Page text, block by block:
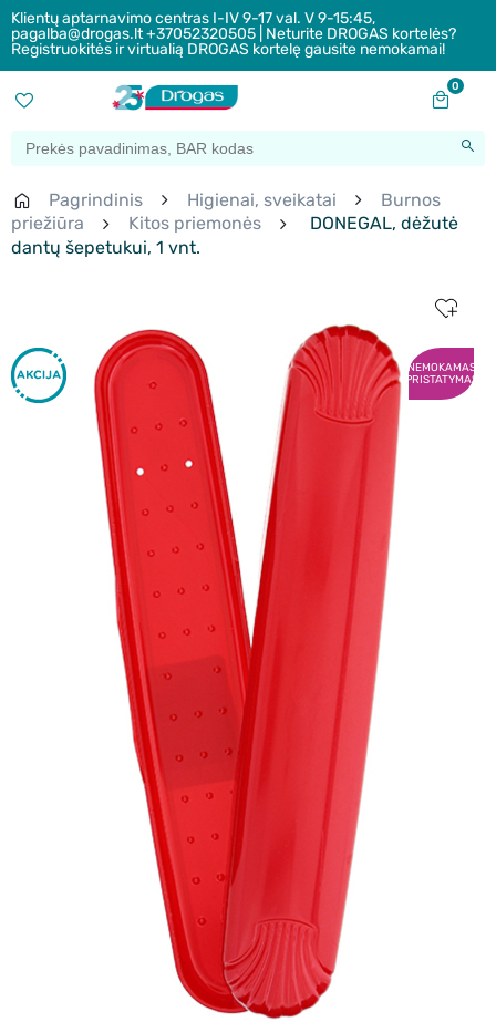
Klientų aptarnavimo centras I-IV 9-17 val. V 9-15:45,
pagalba@drogas.lt +37052320505 | Neturite DROGAS kortelės?
Registruokitės ir virtualią DROGAS kortelę gausite nemokamai!
0
Pagrindinis Higienai, sveikatai
Burnos
priežiūra
Kitos priemonės
DONEGAL, dėžutė
dantų šepetukui, 1 vnt.
NEMOKAMAS
PRISTATYMAS